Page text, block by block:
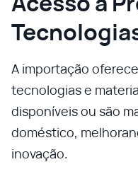
A importação
tecnologias e
disponíveis ou são
doméstico,
inovação.